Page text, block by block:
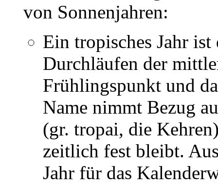
von Sonnenjahren:
Ein tropisches Jahr
Durchläufen der
Frühlingspunkt und
Name nimmt Bezug
(gr. tropai, die
zeitlich fest bleibt.
Jahr für das